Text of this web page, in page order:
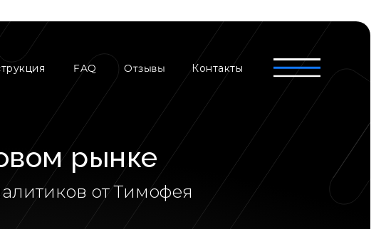
рынке
от Тимофея
Контакты
FAQ Отзывы